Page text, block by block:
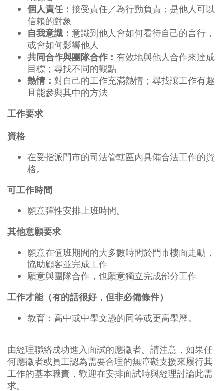
個人責任： 接受責任／為行動負責；是他人可以
信賴的對象
自我意識： 意識到他人會如何看待自己的言行，
或會如何影響他人
共同合作與團隊合作： 有效地與他人合作來達成
目標；尋找不同的觀點
熱情： 對自己的工作充滿熱情；尋找讓工作有趣
且能參與其中的方法
工作要求
資格
在受指派門市的司法管轄區內具備合法工作的資
格。
可工作時間
願意彈性安排上班時間。
其他意願要求
願意在值班期間的大多數時間於門市樓面走動，
協助顧客並完成工作
願意與團隊合作，也願意獨立完成部分工作
工作才能（有的話很好，但非必備條件）
教育：高中或中學文憑的同等或更高學歷。
由經理聯絡成功進入面試的應徵者。請注意，如果任
何應徵者或員工認為需要合理的無障礙支援來履行其
工作的基本職責，歡迎在安排面試時與經理討論此需
求。